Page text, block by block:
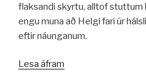
flaksandi skyrtu, alltof stuttum
engu muna að Helgi fari úr
eftir náunganum.
Lesa áfram